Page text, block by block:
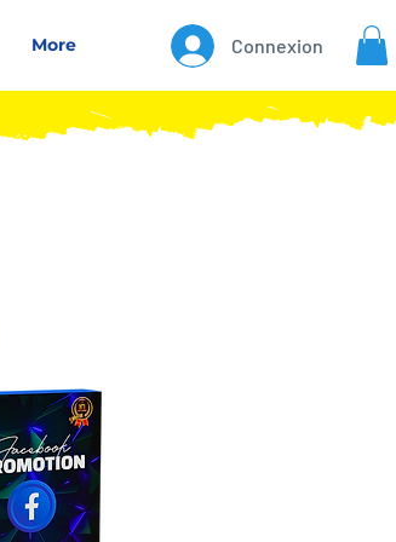
More Connexion